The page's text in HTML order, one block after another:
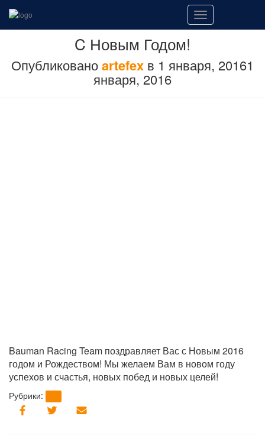
Переключить
C Новым Годом!
Опубликованоartefex в 1 января, 20161
января, 2016
Bauman Racing Team поздравляет Вас с Новым 2016
годом и Рождеством! Мы желаем Вам в новом году
успехов и счастья, новых побед и новых целей!
Рубрики: